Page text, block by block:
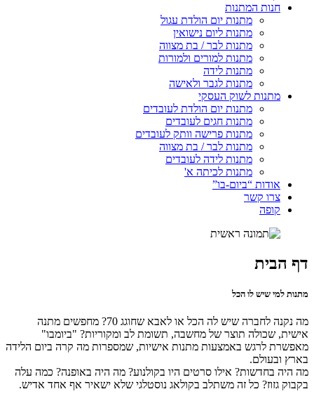
חנות המתנות
מתנות יום הולדת עגול
מתנות ליום נישואין
מתנות לבר / בת מצווה
מתנות למורים ולמורות
מתנות לידה
מתנות לגבר ולאישה
מתנות לשוק העסקי
מתנות יום הולדת לעובדים
מתנות חגים לעובדים
מתנות פרישה וותק לעובדים
מתנות לבר / בת מצווה
מתנות לידה לעובדים
מתנות לכיתה א'
אודות “ביום-בו”
צרו קשר
קופה
דף הבית
מתנות למי שיש לו הכל
מה נקנה לחברה שיש לה הכל או לאבא שחוגג 70? מחפשים מתנה
אישית, שכולה תוצר של מחשבה, תשומת לב ומקוריות? "ביומבו"
מאפשרת לרגש באמצעות מתנות אישיות, שמספרות מה קרה ביום הלידה
בארץ ובעולם.
מה היה בחדשות? אילו סרטים היו בקולנוע? מה היה באופנה? כמה עלה
בקבוק גזוז? כל זה משתלב בקולאג נוסטלגי שלא ישאיר אף אחד אדיש.